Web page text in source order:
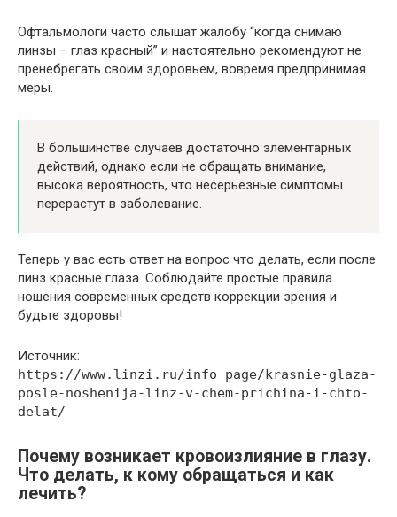
Офтальмологи часто слышат жалобу “когда снимаю
линзы – глаз красный” и настоятельно рекомендуют не
пренебрегать своим здоровьем, вовремя предпринимая
меры.
В большинстве случаев достаточно элементарных
действий, однако если не обращать внимание,
высока вероятность, что несерьезные симптомы
перерастут в заболевание.
Теперь у вас есть ответ на вопрос что делать, если после
линз красные глаза. Соблюдайте простые правила
ношения современных средств коррекции зрения и
будьте здоровы!
Источник:
https://www.linzi.ru/info_page/krasnie-glaza-
posle-noshenija-linz-v-chem-prichina-i-chto-
delat/
Почему возникает кровоизлияние в глазу.
Что делать, к кому обращаться и как
лечить?